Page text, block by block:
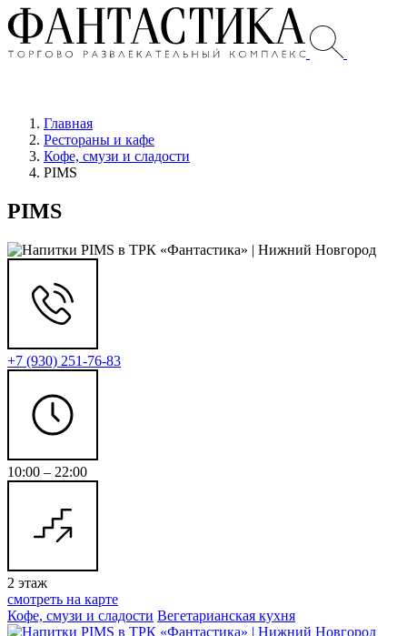
Главная
Рестораны и кафе
Кофе, смузи и сладости
PIMS
PIMS
+7 (930) 251-76-83
10:00 – 22:00
2 этаж
смотреть на карте
Кофе, смузи и сладости Вегетарианская кухня